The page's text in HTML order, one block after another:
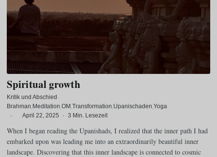
Spiritual growth
Kritik und Abschied ·
Brahman Meditation OM Transformation Upanischaden Yoga
·
April 22, 2025 · 3 Min. Lesezeit
When I began reading the Upanishads, I realized that the inner path I had
embarked upon was leading me into an extraordinarily beautiful inner
landscape. Discovering that this inner landscape is connected to cosmic